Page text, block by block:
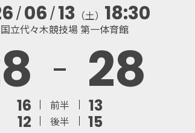
06 13 （土） 18:30
国立代々木競技場 第一体育館
28
16 前半
13
12
後半 15